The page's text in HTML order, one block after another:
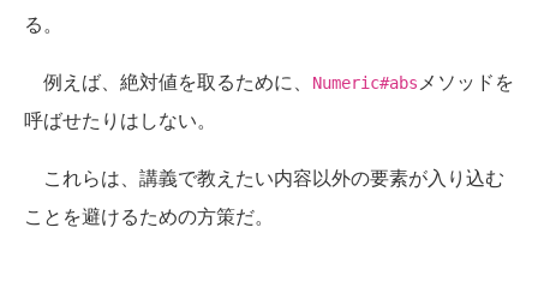
る。
例えば、絶対値を取るために、 Numeric#absメソッドを
呼ばせたりはしない。
これらは、講義で教えたい内容以外の要素が入り込む
ことを避けるための方策だ。